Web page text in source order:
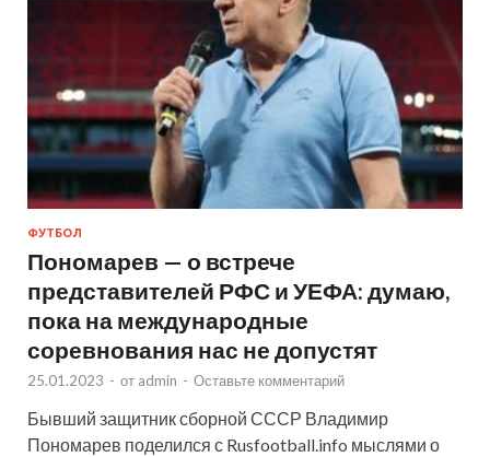
ФУТБОЛ
Пономарев — о встрече
представителей РФС и УЕФА: думаю,
пока на международные
соревнования нас не допустят
25.01.2023 - от admin - Оставьте комментарий
Бывший защитник сборной СССР Владимир
Пономарев поделился с Rusfootball.info мыслями о